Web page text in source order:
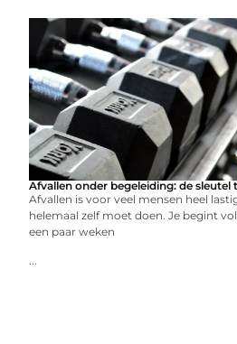
Afvallen onder begeleiding: de sleutel
Afvallen is voor veel mensen heel
helemaal zelf moet doen. Je begint
een paar weken
...